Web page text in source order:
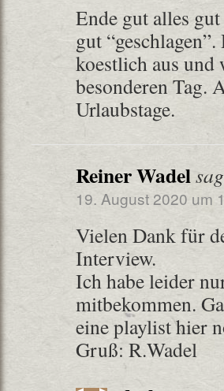
Ende gut alles
gut
koestlich aus und
besonderen Tag.
Urlaubstage.
Reiner Wadel
19. August 2020 um
Vielen Dank für
Interview.
Ich habe leider
mitbekommen.
eine playlist hier
Gruß: R.Wadel